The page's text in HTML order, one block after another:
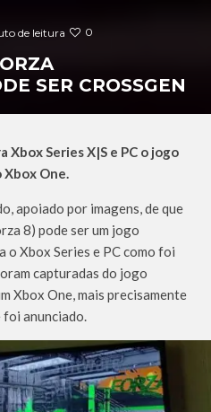
de leitura 0
SER CROSSGEN
Series X|S e PC o jogo
Xbox One.
apoiado por imagens, de que
8) pode ser um jogo
o Xbox Series e PC como foi
capturadas do jogo
Xbox One, mais precisamente
foi anunciado.